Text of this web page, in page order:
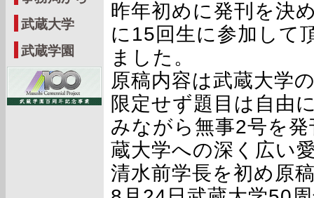
武蔵大学
武蔵学園
昨年初めに発刊を決
に15回生に参加して
ました。
原稿内容は武蔵大学
限定せず題目は自由
みながら無事2号を
蔵大学への深く広い
清水前学長を初め原